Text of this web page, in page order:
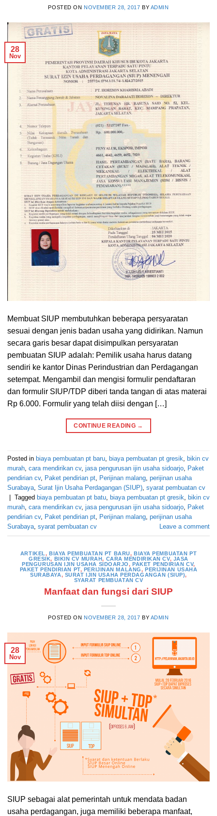
POSTED ON NOVEMBER 28, 2017 BY ADMIN
28
Nov
Membuat SIUP membutuhkan beberapa persyaratan
sesuai dengan jenis badan usaha yang didirikan. Namun
secara garis besar dapat disimpulkan persyaratan
pembuatan SIUP adalah: Pemilik usaha harus datang
sendiri ke kantor Dinas Perindustrian dan Perdagangan
setempat. Mengambil dan mengisi formulir pendaftaran
dan formulir SIUP/TDP diberi tanda tangan di atas materai
Rp 6.000. Formulir yang telah diisi dengan […]
CONTINUE READING →
Posted in biaya pembuatan pt baru, biaya pembuatan pt gresik, bikin cv
murah, cara mendirikan cv, jasa pengurusan ijin usaha sidoarjo, Paket
pendirian cv, Paket pendirian pt, Perijinan malang, perijinan usaha
Surabaya, Surat Ijin Usaha Perdagangan (SIUP), syarat pembuatan cv
Tagged biaya pembuatan pt batu, biaya pembuatan pt gresik, bikin cv
murah, cara mendirikan cv, jasa pengurusan ijin usaha sidoarjo, Paket
pendirian cv, Paket pendirian pt, Perijinan malang, perijinan usaha
Surabaya, syarat pembuatan cv Leave a comment
ARTIKEL, BIAYA PEMBUATAN PT BARU, BIAYA PEMBUATAN PT
GRESIK, BIKIN CV MURAH, CARA MENDIRIKAN CV, JASA
PENGURUSAN IJIN USAHA SIDOARJO,PAKET PENDIRIAN CV,
PAKET PENDIRIAN PT, PERIJINAN MALANG, PERIJINAN USAHA
SURABAYA, SURAT IJIN USAHA PERDAGANGAN (SIUP),
SYARAT PEMBUATAN CV
Manfaat dan fungsi dari SIUP
POSTED ON NOVEMBER 28, 2017 BY ADMIN
28
Nov
SIUP sebagai alat pemerintah untuk mendata badan
usaha perdagangan, juga memiliki beberapa manfaat,